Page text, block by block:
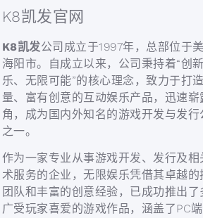
K8凯发官网
K8凯发公司成立于1997年，总部位于
海阳市。自成立以来，公司秉持着“创
乐、无限可能”的核心理念，致力于打
量、富有创意的互动娱乐产品，迅速崭
角，成为国内外知名的游戏开发与发行
之一。
作为一家专业从事游戏开发、发行及相
术服务的企业，无限娱乐凭借其卓越的
团队和丰富的创意经验，已成功推出了
广受玩家喜爱的游戏作品，涵盖了PC